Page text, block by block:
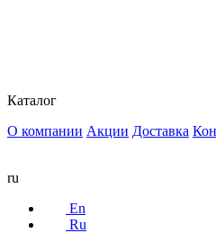
Каталог
О компании Акции Доставка
ru
En
Ru